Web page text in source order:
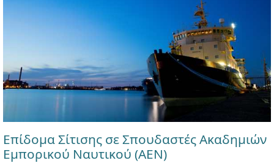
Επίδομα Σίτισης σε Σπουδαστές Ακαδημιών
Εμπορικού Ναυτικού (ΑΕΝ)